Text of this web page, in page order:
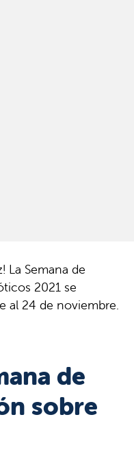
La Semana de
2021 se
al 24 de noviembre.
de
sobre